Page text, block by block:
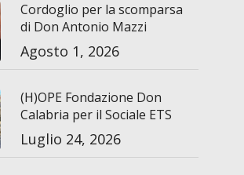
Cordoglio per la scomparsa
di Don Antonio Mazzi
Agosto 1, 2026
(H)OPE Fondazione Don
Calabria per il Sociale ETS
Luglio 24, 2026